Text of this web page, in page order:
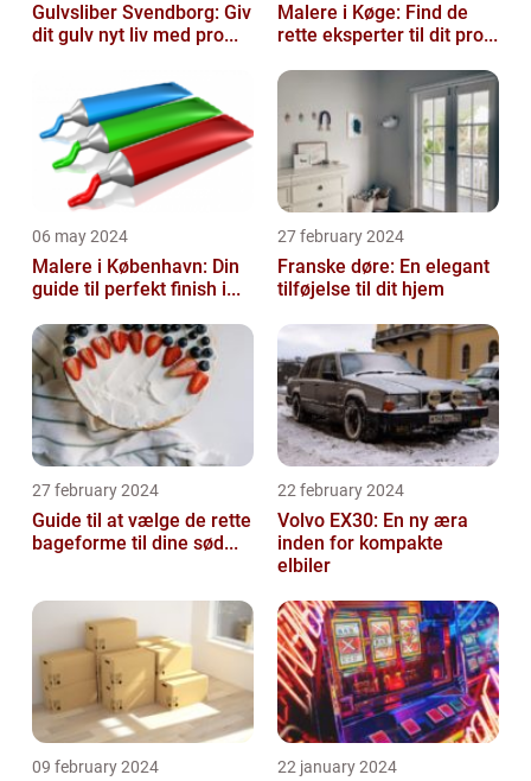
Gulvsliber Svendborg: Giv
dit gulv nyt liv med pro...
Malere i Køge: Find de
rette eksperter til dit pro...
06 may 2024
Malere i København: Din
guide til perfekt finish i...
27 february 2024
Franske døre: En elegant
tilføjelse til dit hjem
27 february 2024
Guide til at vælge de rette
bageforme til dine sød...
22 february 2024
Volvo EX30: En ny æra
inden for kompakte
elbiler
09 february 2024 22 january 2024